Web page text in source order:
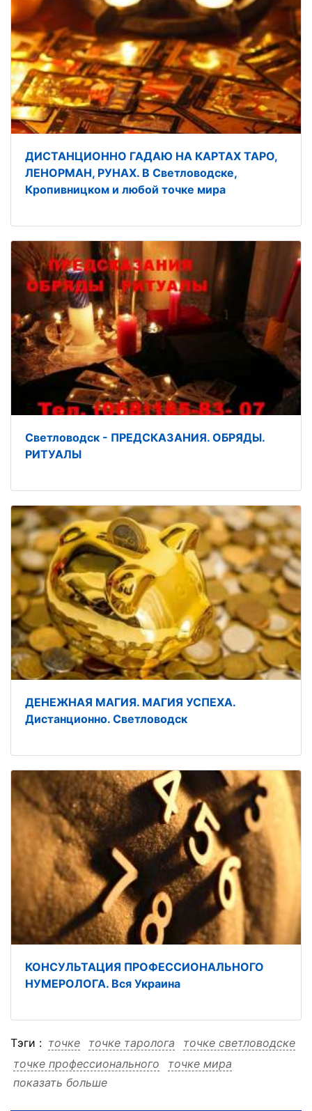
ДИСТАНЦИОННО ГАДАЮ НА КАРТАХ ТАРО,
ЛЕНОРМАН, РУНАХ. В Светловодске,
Кропивницком и любой точке мира
Светловодск - ПРЕДСКАЗАНИЯ. ОБРЯДЫ.
РИТУАЛЫ
ДЕНЕЖНАЯ МАГИЯ. МАГИЯ УСПЕХА.
Дистанционно. Светловодск
КОНСУЛЬТАЦИЯ ПРОФЕССИОНАЛЬНОГО
НУМЕРОЛОГА. Вся Украина
Тэги : точке точке таролога
точке светловодске
точке профессионального
точке мира
точке любой точке консультация
показать больше